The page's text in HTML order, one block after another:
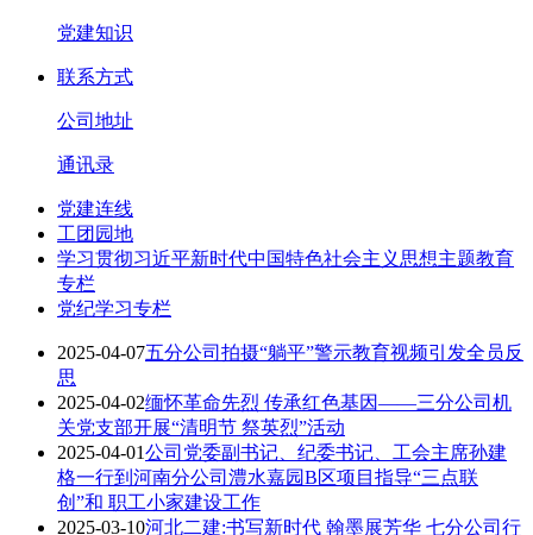
党建知识
联系方式
公司地址
通讯录
党建连线
工团园地
学习贯彻习近平新时代中国特色社会主义思想主题教育
专栏
党纪学习专栏
2025-04-07五分公司拍摄“躺平”警示教育视频引发全员反
思
2025-04-02缅怀革命先烈 传承红色基因——三分公司机
关党支部开展“清明节 祭英烈”活动
2025-04-01公司党委副书记、纪委书记、工会主席孙建
格一行到河南分公司澧水嘉园B区项目指导“三点联
创”和 职工小家建设工作
2025-03-10河北二建:书写新时代 翰墨展芳华 七分公司行